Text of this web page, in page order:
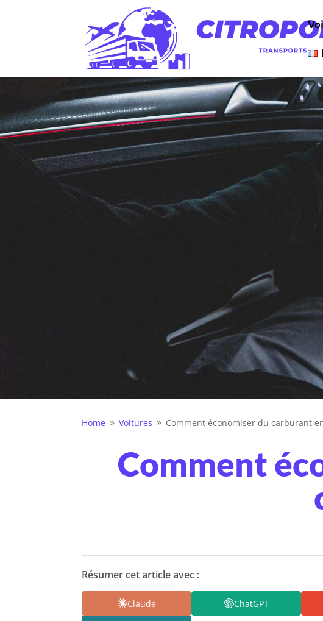
Home 9 Voitures 9 Comment économiser du carburant
Comment
Résumer cet article avec :
Claude ChatGPT